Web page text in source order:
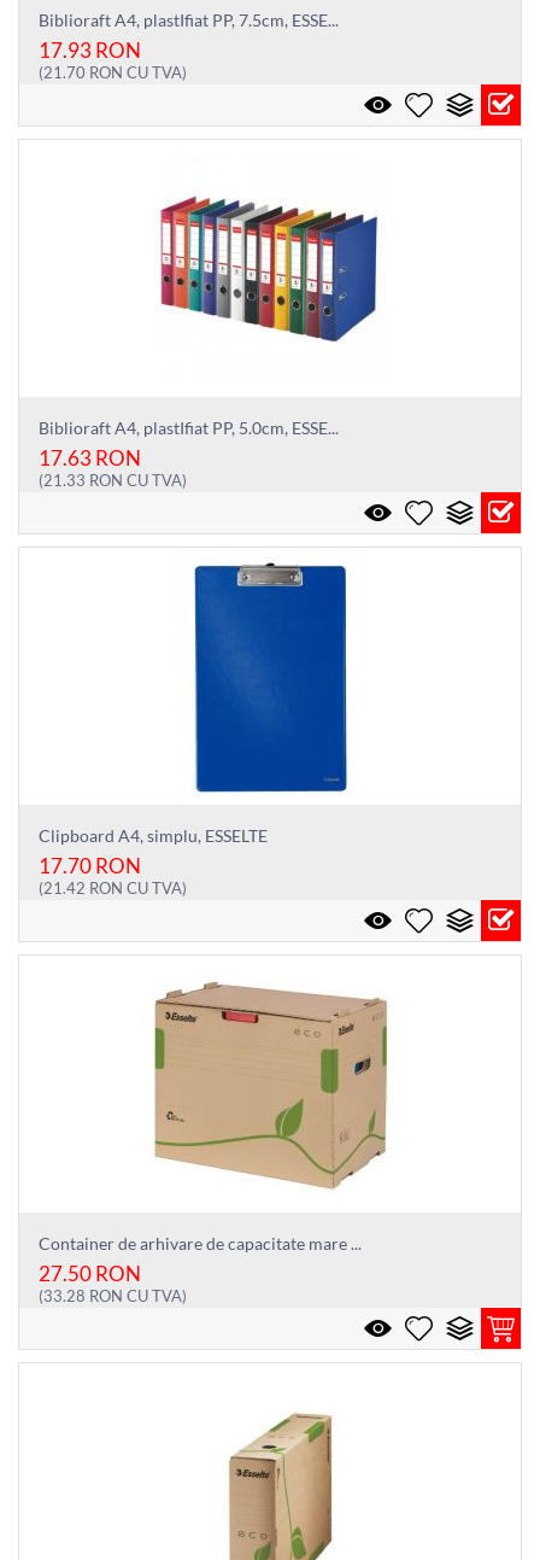
Biblioraft A4, plastIfiat PP, 7.5cm, ESSE...
17.93 RON
(21.70 RON CU TVA)
Biblioraft A4, plastIfiat PP, 5.0cm, ESSE...
17.63 RON
(21.33 RON CU TVA)
Clipboard A4, simplu, ESSELTE
17.70RON
(21.42 RON CU TVA)
Container de arhivare de capacitate mare ...
27.50RON
(33.28 RON CU TVA)